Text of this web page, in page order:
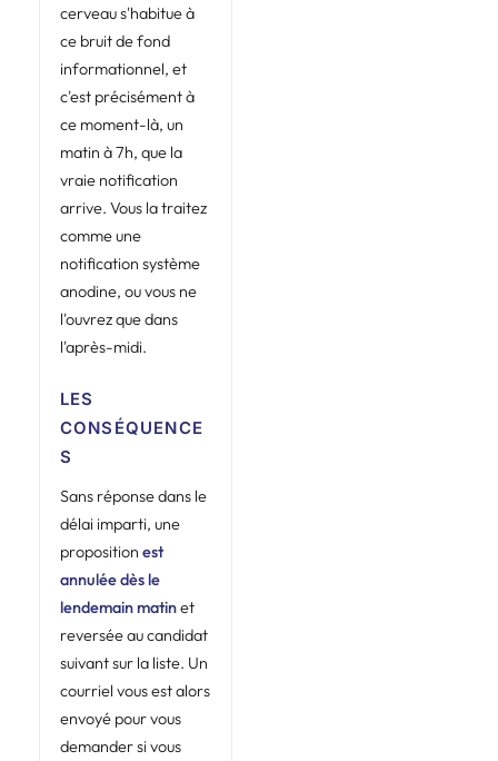
cerveau s'habitue à
ce bruit de fond
informationnel, et
c'est précisément à
ce moment-là, un
matin à 7h, que la
vraie notification
arrive. Vous la traitez
comme une
notification système
anodine, ou vous ne
l'ouvrez que dans
l'après-midi.
LES
CONSÉQUENCE
S
Sans réponse dans le
délai imparti, une
proposition est
annulée dès le
lendemain matinet
reversée au candidat
suivant sur la liste. Un
courriel vous est alors
envoyé pour vous
demander si vous